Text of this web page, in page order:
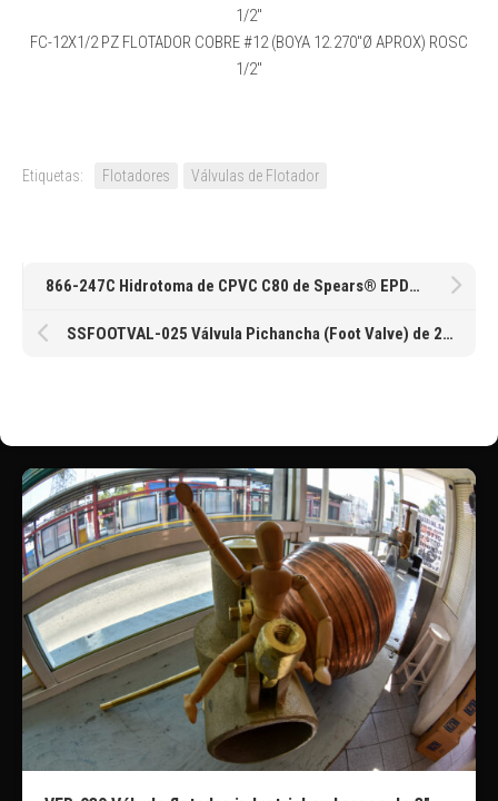
1/2″
FC-12X1/2 PZ FLOTADOR COBRE #12 (BOYA 12.270″Ø APROX) ROSC
1/2″
Etiquetas: Flotadores Válvulas de Flotador
866-247C Hidrotoma de CPVC C80 de Spears® EPDM con salida cementar de 2 X 1/2″
SSFOOTVAL-025 Válvula Pichancha (Foot Valve) de 2-1/2″ Roscada NPT 150# Cuerpo e Internos en Acero Inoxidable Tipo 304. Rejilla desmontable en Acero Inoxidable Tipo 304. Sello Rectificable de Inox/ Inox.